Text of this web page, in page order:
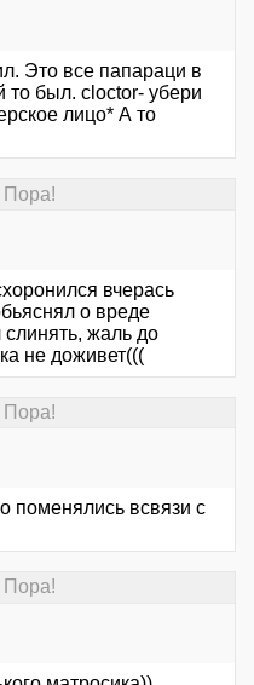
Это все папараци в
то был. cloctor- убери
лицо* А то
вчерась
о вреде
жаль до
не доживет(((
поменялись всвязи с